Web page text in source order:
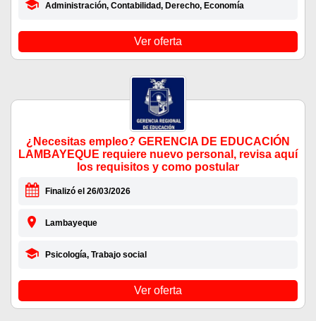
Administración, Contabilidad, Derecho, Economía
Ver oferta
¿Necesitas empleo? GERENCIA DE EDUCACIÓN
LAMBAYEQUE requiere nuevo personal, revisa aquí
los requisitos y como postular
Finalizó el 26/03/2026
Lambayeque
Psicología, Trabajo social
Ver oferta